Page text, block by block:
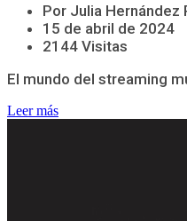
Por Julia Hernández
15 de abril de 2024
2144 Visitas
El mundo del streaming
Leer más